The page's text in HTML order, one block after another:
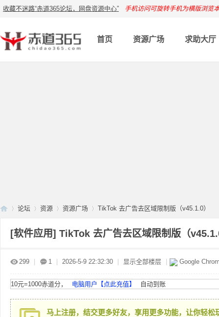
收藏不迷路“赤道365论坛，网盘资源中心” 手机访问可旋转手机为横版浏览
首页 资源广场 求助大厅
论坛 资源 资源广场 TikTok 去广告去区域限制版（v45.1.0）
[软件应用] TikTok 去广告去区域限制版（
299 1 2026-5-9 22:32:30 显示全部楼层 Google
10元=1000赤道分， 电脑用户【点此充值】 自动到账
马上注册，结交更多好友，享用更多功能，让你轻松